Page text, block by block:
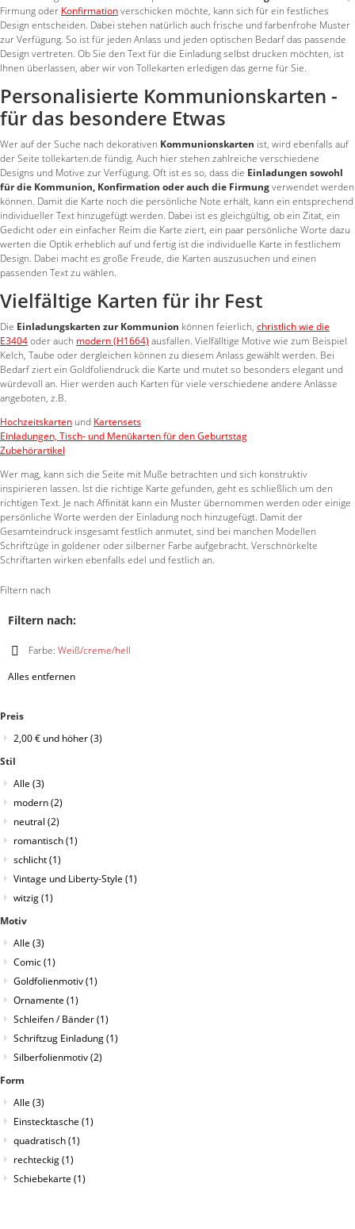
Firmung oder Konfirmationverschicken möchte, kann sich für ein festliches
Design entscheiden. Dabei stehen natürlich auch frische und farbenfrohe Muster
zur Verfügung. So ist für jeden Anlass und jeden optischen Bedarf das passende
Design vertreten. Ob Sie den Text für die Einladung selbst drucken möchten, ist
Ihnen überlassen, aber wir von Tollekarten erledigen das gerne für Sie.
Personalisierte Kommunionskarten -
für das besondere Etwas
Wer auf der Suche nach dekorativen Kommunionskarten ist, wird ebenfalls auf
der Seite tollekarten.de fündig. Auch hier stehen zahlreiche verschiedene
Designs und Motive zur Verfügung. Oft ist es so, dass die Einladungen sowohl
für die Kommunion, Konfirmation oder auch die Firmungverwendet werden
können. Damit die Karte noch die persönliche Note erhält, kann ein entsprechend
individueller Text hinzugefügt werden. Dabei ist es gleichgültig, ob ein Zitat, ein
Gedicht oder ein einfacher Reim die Karte ziert, ein paar persönliche Worte dazu
werten die Optik erheblich auf und fertig ist die individuelle Karte in festlichem
Design. Dabei macht es große Freude, die Karten auszusuchen und einen
passenden Text zu wählen.
Vielfältige Karten für ihr Fest
Die Einladungskarten zur Kommunion können feierlich, christlich wie die
E3404oder auch modern (H1664) ausfallen. Vielfälltige Motive wie zum Beispiel
Kelch, Taube oder dergleichen können zu diesem Anlass gewählt werden. Bei
Bedarf ziert ein Goldfoliendruck die Karte und mutet so besonders elegant und
würdevoll an. Hier werden auch Karten für viele verschiedene andere Anlässe
angeboten, z.B.
Hochzeitskarten und Kartensets
Einladungen, Tisch- und Menükarten für den Geburtstag
Zubehörartikel
Wer mag, kann sich die Seite mit Muße betrachten und sich konstruktiv
inspirieren lassen. Ist die richtige Karte gefunden, geht es schließlich um den
richtigen Text. Je nach Affinität kann ein Muster übernommen werden oder einige
persönliche Worte werden der Einladung noch hinzugefügt. Damit der
Gesamteindruck insgesamt festlich anmutet, sind bei manchen Modellen
Schriftzüge in goldener oder silberner Farbe aufgebracht. Verschnörkelte
Schriftarten wirken ebenfalls edel und festlich an.
Filtern nach
Filtern nach:
Farbe: Weiß/creme/hell
Artikel
Alles entfernen
Preis
2,00 € und höher(3)
Stil
Alle (3)
modern(2)
neutral (2)
romantisch(1)
schlicht(1)
Vintage und Liberty-Style (1)
witzig(1)
Motiv
Alle (3)
Comic(1)
Goldfolienmotiv(1)
Ornamente (1)
Schleifen / Bänder(1)
Schriftzug Einladung(1)
Silberfolienmotiv(2)
Form
Alle (3)
Einstecktasche (1)
quadratisch(1)
rechteckig(1)
Schiebekarte (1)